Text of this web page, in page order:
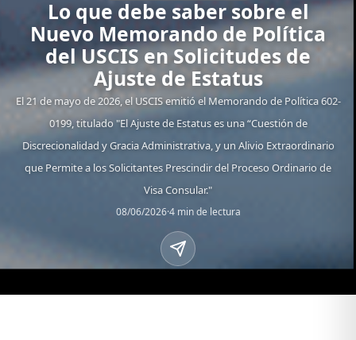
Lo que debe saber sobre el
Nuevo Memorando de Política
del USCIS en Solicitudes de
Ajuste de Estatus
El 21 de mayo de 2026, el USCIS emitió el Memorando de Política 602-
0199, titulado "El Ajuste de Estatus es una “Cuestión de
Discrecionalidad y Gracia Administrativa, y un Alivio Extraordinario
que Permite a los Solicitantes Prescindir del Proceso Ordinario de
Visa Consular."
08/06/2026·4 min de lectura